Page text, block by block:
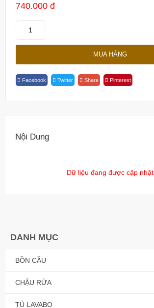
DANH MỤC
BỒN CẦU
CHẬU RỬA
TỦ LAVABO
740.000 đ
MUA HÀNG
Facebook Twitter Share Pinterest
Nội Dung
Dữ liệu đang được cập nhật